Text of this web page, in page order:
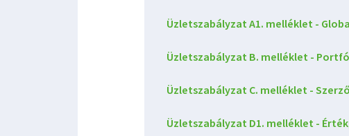
Üzletszabályzat A1. melléklet -
Üzletszabályzat B. melléklet -
Üzletszabályzat C. melléklet -
Üzletszabályzat D1. melléklet -